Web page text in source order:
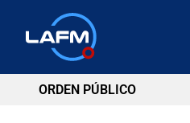
ORDEN PÚBLICO